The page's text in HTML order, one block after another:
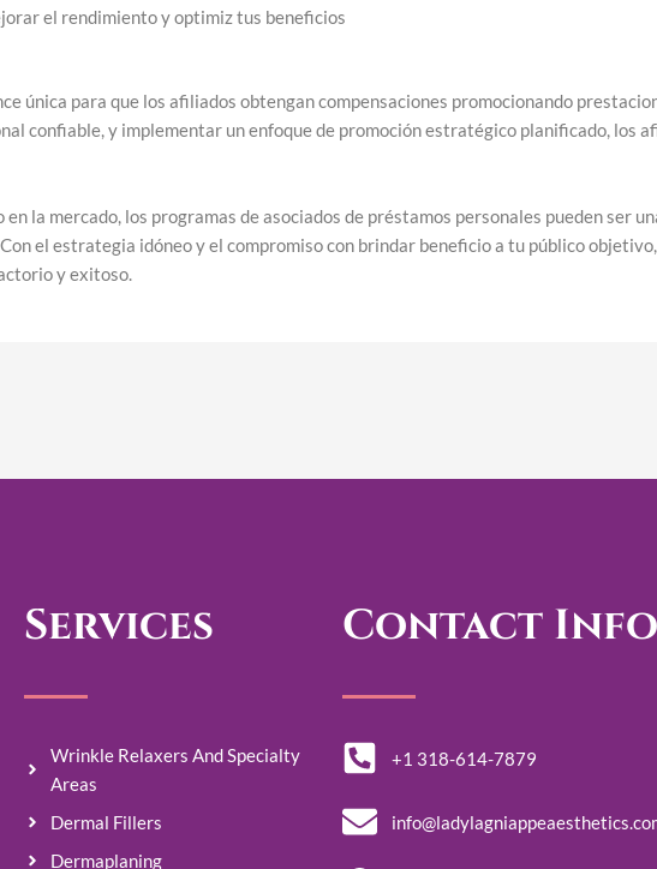
el rendimiento y optimiz tus beneficios
única para que los afiliados obtengan compensaciones promocionando
confiable, y implementar un enfoque de promoción estratégico planificado, los
la mercado, los programas de asociados de préstamos personales pueden ser
el estrategia idóneo y el compromiso con brindar beneficio a tu público
y exitoso.
Services
Wrinkle Relaxers And Specialty
Areas
Dermal Fillers
Dermaplaning
Contact Info
+1 318-614-7879